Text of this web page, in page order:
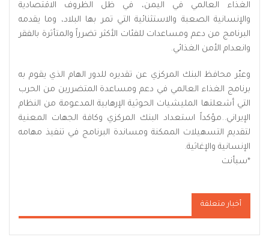
الغذاء العالمي في اليمن، في ظل الظروف الاقتصادية
والإنسانية الصعبة والاستثنائية التي تمر بها البلاد، وما يقدمه
البرنامج من دعم ومساعدات للفئات الأكثر تضرراً والمتأثرة بالفقر
وانعدام الأمن الغذائي.
وعبّر محافظ البنك المركزي عن تقديره للدور الهام الذي يقوم به
برنامج الغذاء العالمي في دعم ومساعدة المتضررين من الحرب
التي أشعلتها المليشيات الحوثية الإرهابية المدعومة من النظام
الإيراني..مؤكداً استعداد البنك المركزي وكافة الجهات المعنية
لتقديم التسهيلات الممكنة ومساندة البرنامج في تنفيذ مهامه
الإنسانية والإغاثية.
*سبأنت
أخبار متعلقة